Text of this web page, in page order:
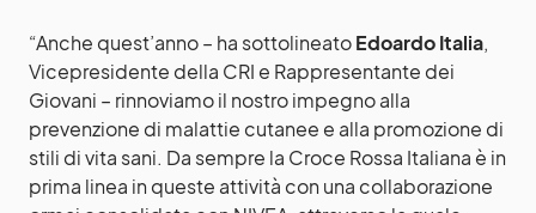
“Anche quest’anno – ha sottolineatoEdoardo Italia,
Vicepresidente della CRI e Rappresentante dei
Giovani – rinnoviamo il nostro impegno alla
prevenzione di malattie cutanee e alla promozione di
stili di vita sani. Da sempre la Croce Rossa Italiana è in
prima linea in queste attività con una collaborazione